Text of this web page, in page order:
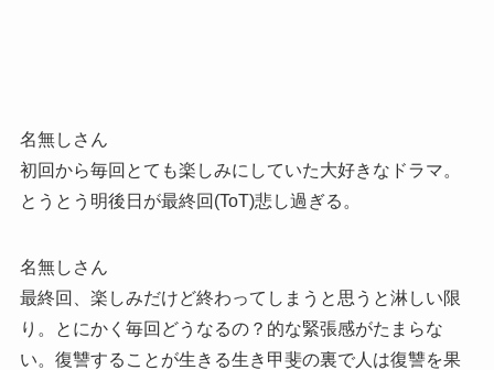
名無しさん
初回から毎回とても楽しみにしていた大好きなドラマ。
とうとう明後日が最終回(ToT)悲し過ぎる。
名無しさん
最終回、楽しみだけど終わってしまうと思うと淋しい限
り。とにかく毎回どうなるの？的な緊張感がたまらな
い。復讐することが生きる生き甲斐の裏で人は復讐を果